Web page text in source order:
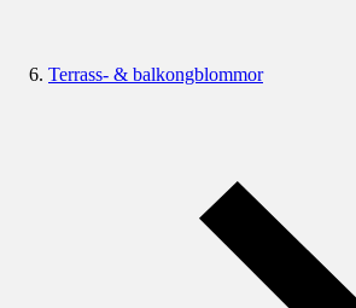
Terrass- & balkongblommor